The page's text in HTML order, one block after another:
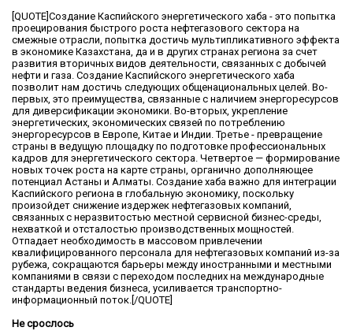
[QUOTE]Создание Каспийского энергетического хаба - это попытка
проецирования быстрого роста нефтегазового сектора на
смежные отрасли, попытка достичь мультипликативного эффекта
в экономике Казахстана, да и в других странах региона за счет
развития вторичных видов деятельности, связанных с добычей
нефти и газа. Создание Каспийского энергетического хаба
позволит нам достичь следующих общенациональных целей. Во-
первых, это преимущества, связанные с наличием энергоресурсов
для диверсификации экономики. Во-вторых, укрепление
энергетических, экономических связей по потреблению
энергоресурсов в Европе, Китае и Индии. Третье - превращение
страны в ведущую площадку по подготовке профессиональных
кадров для энергетического сектора. Четвертое — формирование
новых точек роста на карте страны, органично дополняющее
потенциал Астаны и Алматы. Создание хаба важно для интеграции
Каспийского региона в глобальную экономику, поскольку
произойдет снижение издержек нефтегазовых компаний,
связанных с неразвитостью местной сервисной бизнес-среды,
нехваткой и отсталостью производственных мощностей.
Отпадает необходимость в массовом привлечении
квалифицированного персонала для нефтегазовых компаний из-за
рубежа, сокращаются барьеры между иностранными и местными
компаниями в связи с переходом последних на международные
стандарты ведения бизнеса, усиливается транспортно-
информационный поток.[/QUOTE]
Не срослось